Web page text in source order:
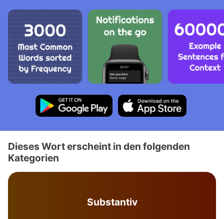
Dieses Wort erscheint in den folgenden
Kategorien
Substantiv